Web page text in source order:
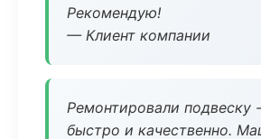
Рекомендую!
— Клиент компании
Ремонтировали подвеску
быстро и качественно.